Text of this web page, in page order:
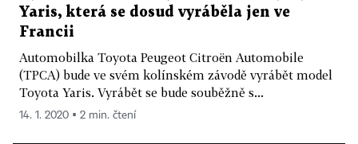
Yaris, která se dosud vyráběla jen ve
Francii
Automobilka Toyota Peugeot Citroën Automobile
(TPCA) bude ve svém kolínském závodě vyrábět model
Toyota Yaris. Vyrábět se bude souběžně s...
14. 1. 2020 ▪ 2 min. čtení